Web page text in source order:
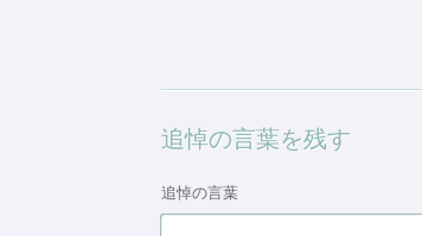
追悼の言葉を残す
追悼の言葉